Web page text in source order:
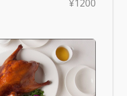
¥1200